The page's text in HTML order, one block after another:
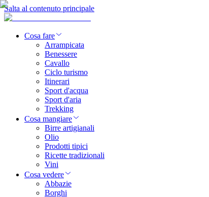
Salta al contenuto principale
Cosa fare
Arrampicata
Benessere
Cavallo
Ciclo turismo
Itinerari
Sport d'acqua
Sport d'aria
Trekking
Cosa mangiare
Birre artigianali
Olio
Prodotti tipici
Ricette tradizionali
Vini
Cosa vedere
Abbazie
Borghi